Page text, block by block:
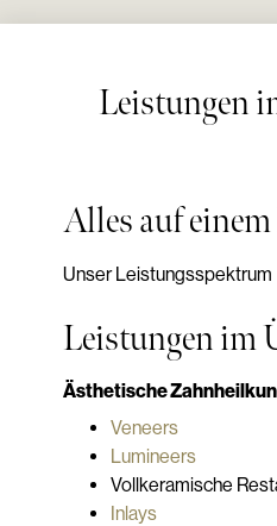
Leistungen
Alles auf
Unser Leistungsspektrum
Leistungen im
Ästhetische
Veneers
Lumineers
Vollkeramische
Inlays